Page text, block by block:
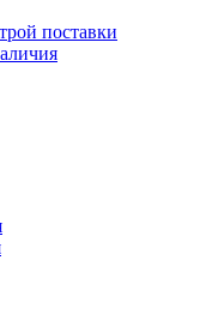
поставки